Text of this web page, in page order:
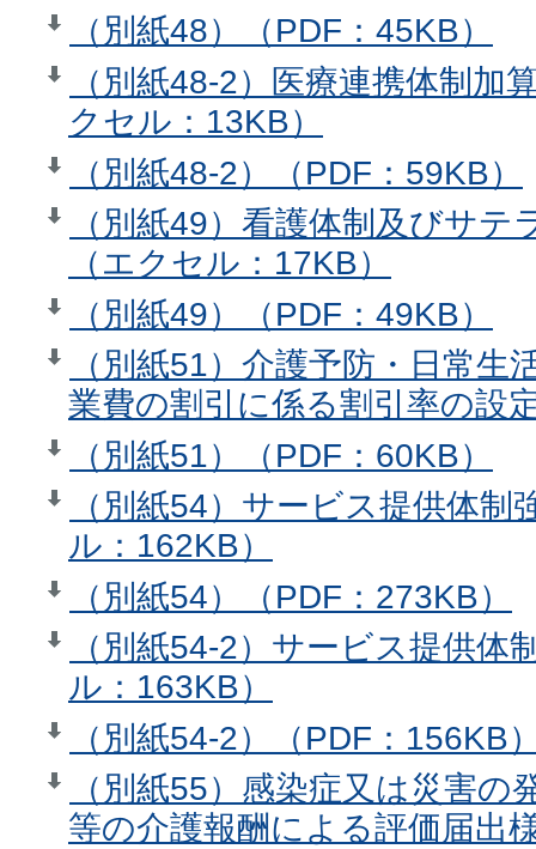
（別紙48）（PDF：45KB）
（別紙48-2）医療連携体制
クセル：13KB）
（別紙48-2）（PDF：59KB）
（別紙49）看護体制及びサ
（エクセル：17KB）
（別紙49）（PDF：49KB）
（別紙51）介護予防・日常
業費の割引に係る割引率の設
（別紙51）（PDF：60KB）
（別紙54）サービス提供体
ル：162KB）
（別紙54）（PDF：273KB）
（別紙54-2）サービス提供体
ル：163KB）
（別紙54-2）（PDF：156KB
（別紙55）感染症又は災害
等の介護報酬による評価届出